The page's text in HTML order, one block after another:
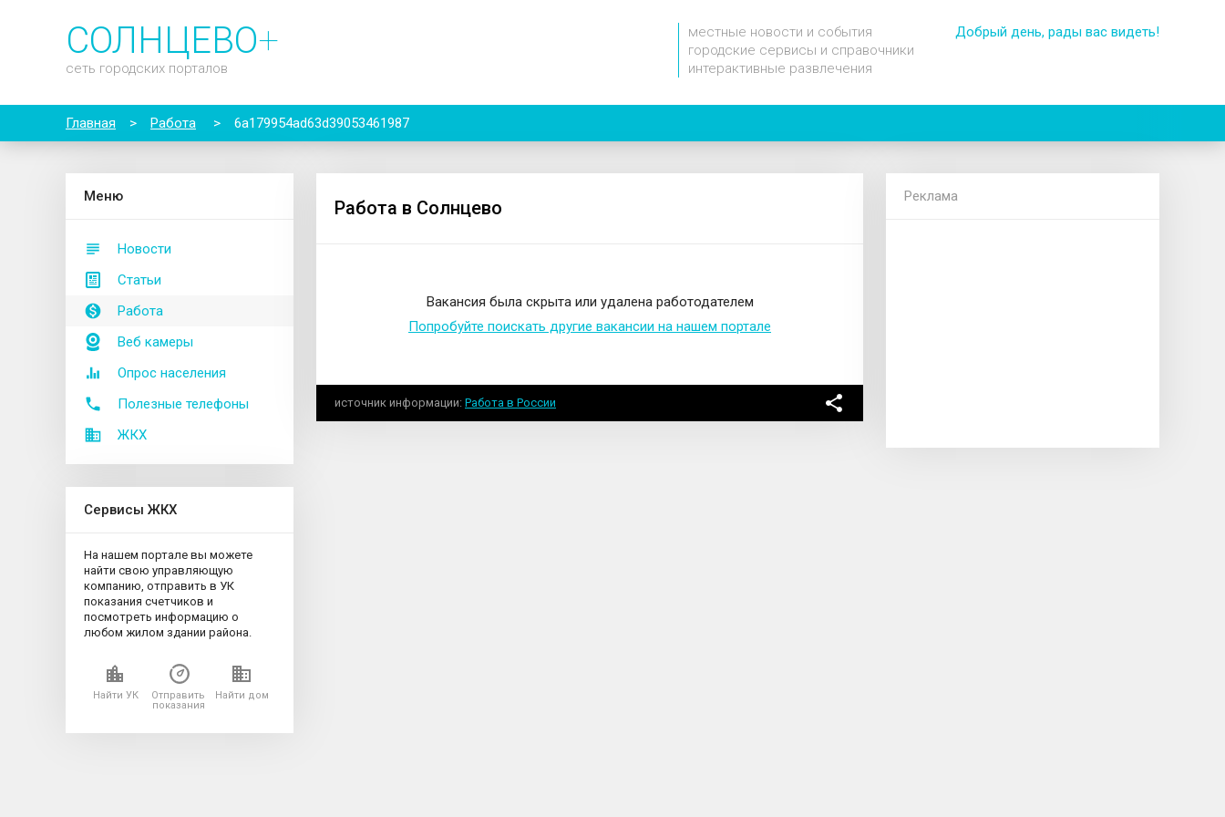
СОЛНЦЕВО+
сеть городских порталов
местные новости и события
городские сервисы и справочники
интерактивные развлечения
Добрый день, рады вас видеть!
Главная > Работа > 6a179954ad63d39053461987
Меню
Новости
Статьи
Работа
Веб камеры
Опрос населения
Полезные телефоны
ЖКХ
Сервисы ЖКХ
На нашем портале вы можете
найти свою управляющую
компанию, отправить в УК
показания счетчиков и
посмотреть информацию о
любом жилом здании района.
Найти УК
Отправить
показания
Найти дом
Работа в Солнцево
Вакансия была скрыта или удалена работодателем
Попробуйте поискать другие вакансии на нашем портале
источник информации Работа в России
Реклама